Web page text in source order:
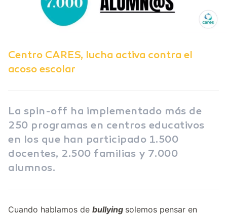
Centro CARES, lucha activa contra el
acoso escolar
La spin-off ha implementado más de
250 programas en centros educativos
en los que han participado 1.500
docentes, 2.500 familias y 7.000
alumnos.
Cuando hablamos de bullying solemos pensar en